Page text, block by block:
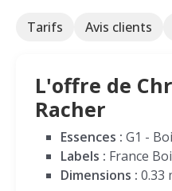
Tarifs Avis clients
L'offre de
Racher
Essences : G1 -
Labels : France
Dimensions : 0.33